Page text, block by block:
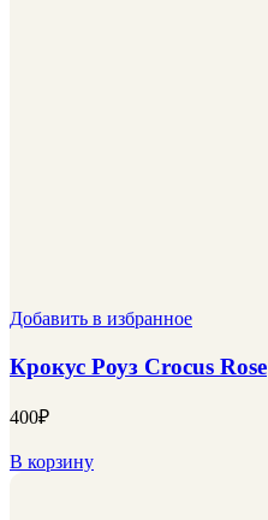
Добавить в избранное
Крокус Роуз Crocus Rose
400₽
В корзину